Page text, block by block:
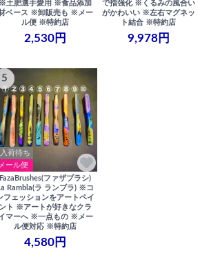
※土肥選手愛用 ※食品添加
ベース ※卸販売も ※メー
ル便 ※特約店
2,530円
で指強化 ※くるみの風合い
がかわいい ※左右マグネッ
ト結合 ※特約店
9,978円
5
荷待ち
メール便
FazaBrushes(ファザブラシ)
Rambla(ラ ランブラ) ※コ
フェッションをアートペイ
ント ※アートが好きなクラ
マーへ ※一点もの ※メー
ル便対応 ※特約店
4,580円